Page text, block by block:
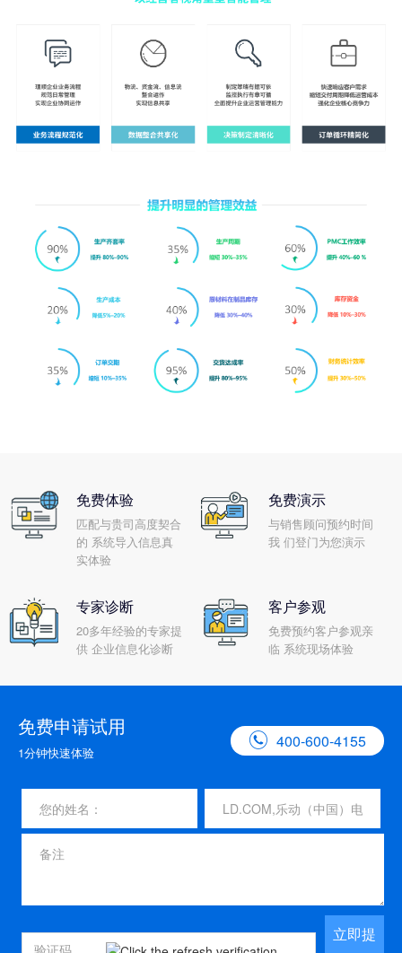
免费体验
匹配与贵司高度契合
的 系统导入信息真
实体验
免费演示
与销售顾问预约时间
我 们登门为您演示
专家诊断
20多年经验的专家提
供 企业信息化诊断
客户参观
免费预约客户参观亲
临 系统现场体验
免费申请试用
1分钟快速体验
 400-600-4155
立即提